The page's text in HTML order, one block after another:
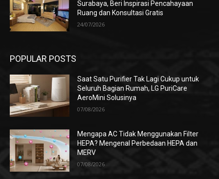
Surabaya, Beri Inspirasi Pencahayaan
Ruang dan Konsultasi Gratis
24/07/2026
POPULAR POSTS
Saat Satu Purifier Tak Lagi Cukup untuk
Seluruh Bagian Rumah, LG PuriCare
AeroMini Solusinya
07/08/2026
Mengapa AC Tidak Menggunakan Filter
HEPA? Mengenal Perbedaan HEPA dan
MERV
07/08/2026